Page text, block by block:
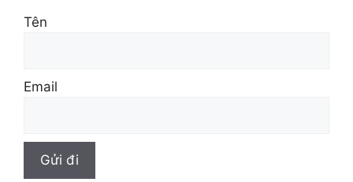
Tên
Email